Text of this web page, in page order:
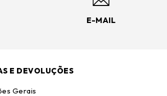
E-MAIL
E DEVOLUÇÕES
Gerais